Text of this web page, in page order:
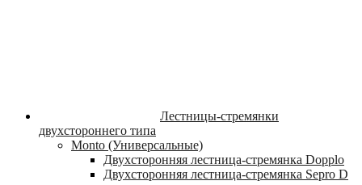
Лестницы-стремянки
двухстороннего типа
Monto (Универсальные)
Двухсторонняя лестница-стремянка Dopplo
Двухсторонняя лестница-стремянка Sepro D